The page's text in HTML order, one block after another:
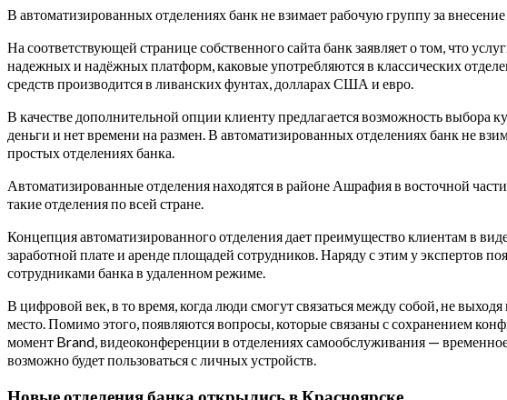
В автоматизированных отделениях банк не взимает рабочую группу за
На соответствующей странице собственного сайта банк заявляет о том, что
надежных и надёжных платформ, каковые употребляются в классических
средств производится в ливанских фунтах, долларах США и евро.
В качестве дополнительной опции клиенту предлагается возможность
деньги и нет времени на размен. В автоматизированных отделениях банк не
простых отделениях банка.
Автоматизированные отделения находятся в районе Ашрафия в восточной
такие отделения по всей стране.
Концепция автоматизированного отделения дает преимущество клиентам в
заработной плате и аренде площадей сотрудников. Наряду с этим у экспертов
сотрудниками банка в удаленном режиме.
В цифровой век, в то время, когда люди смогут связаться между собой, не
место. Помимо этого, появляются вопросы, которые связаны с сохранением
момент Brand, видеоконференции в отделениях самообслуживания —
возможно будет пользоваться с личных устройств.
Новые отделения банка открылись в Красноярске